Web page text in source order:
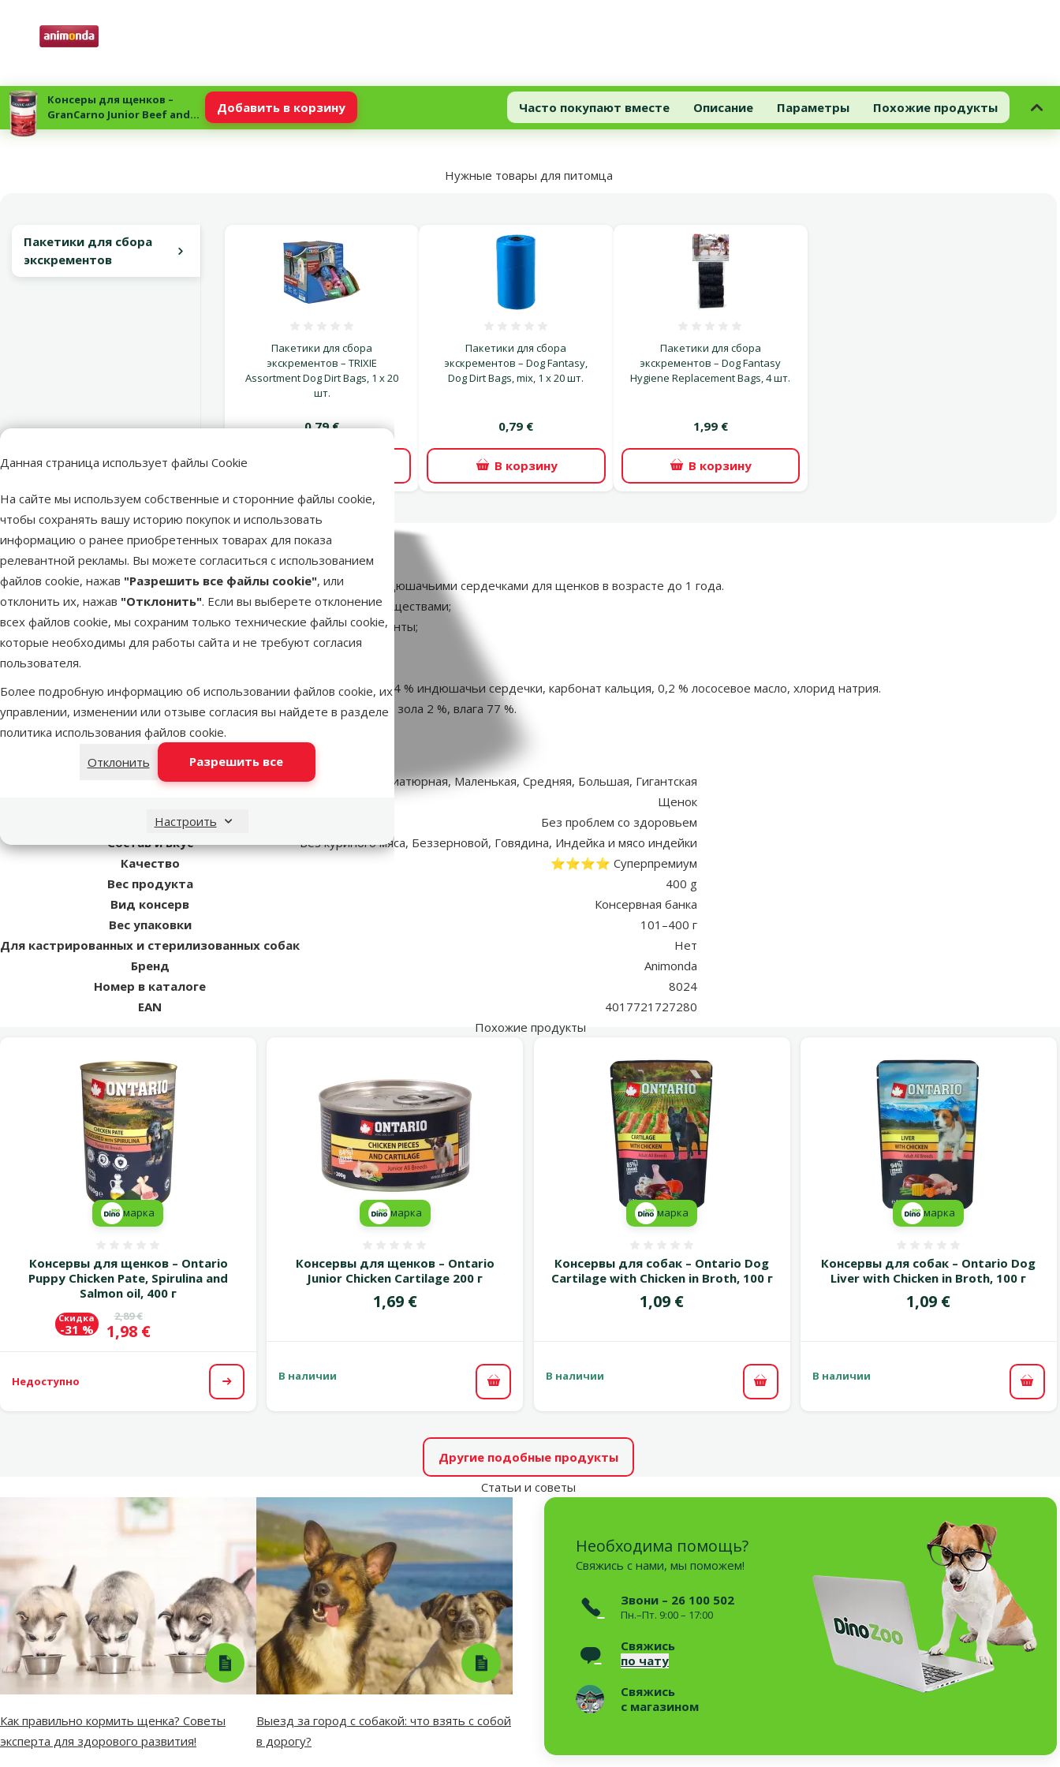
Данная страница использует файлы Cookie
На сайте мы используем собственные и сторонние файлы cookie,
чтобы сохранять вашу историю покупок и использовать
информацию о ранее приобретенных товарах для показа
релевантной рекламы. Вы можете согласиться с использованием
файлов cookie, нажав "Разрешить все файлы cookie", или
отклонить их, нажав "Отклонить". Если вы выберете отклонение
всех файлов cookie, мы сохраним только технические файлы cookie,
которые необходимы для работы сайта и не требуют согласия
пользователя.
Более подробную информацию об использовании файлов cookie, их
управлении, изменении или отзыве согласия вы найдете в разделе
политика использования файлов cookie.
Отклонить
Разрешить все
Настроить
Консеры для щенков –
GranCarno Junior Beef and
Turkey hearts, 400 г
Добавить в корзину Часто покупают вместе Описание Параметры Похожие продукты
Нужные товары для питомца
Пакетики для сбора
экскрементов
Пакетики для сбора
экскрементов – TRIXIE
Assortment Dog Dirt Bags, 1 x 20
шт.
0,79 €
Пакетики для сбора
экскрементов – Dog Fantasy,
Dog Dirt Bags, mix, 1 x 20 шт.
0,79 €
В корзину
Пакетики для сбора
экскрементов – Dog Fantasy
Hygiene Replacement Bags, 4 шт.
1,99 €
В корзину
superzoo.product.detail.content
Консеры для щенков – GranCarno Junior Beef and Turkey hearts, 400 г
Полноценный и сбалансированный влажный корм с говядиной и индюшачьими сердечками для щенков в возрасте до 1 года.​
Корм обеспечивает щенков всеми необходимыми питательными веществами;
Содержит специально отобранные, 100 % свежие мясные ингредиенты;
Корм не содержит злаков и сои;
Без искусственных красителей и консервантов.
Состав: 54 % говядина (мясо, печень, легкие, сердце, почки, вымя), 14 % индюшачьи сердечки, карбонат кальция, 0,2 % лососевое масло, хлорид натрия.
Аналитический состав: Белок 11 %, жиры 8 %, клетчатка 0,5 %, сырая зола 2 %, влага 77 %.
Размер собаки
Миниатюрная, Маленькая, Средняя, Большая, Гигантская
Щенок
Состояние здоровья
Без проблем со здоровьем
Состав и вкус
Без куриного мяса, Беззерновой, Говядина, Индейка и мясо индейки
Качество
⭐⭐⭐⭐ Суперпремиум
Вес продукта
400 g
Вид консерв
Консервная банка
Вес упаковки
101–400 г
Для кастрированных и стерилизованных собак
Нет
Бренд
Animonda
Номер в каталоге
8024
EAN
4017721727280
Похожие продукты
Консервы для щенков – Ontario
Puppy Chicken Pate, Spirulina and
Salmon oil, 400 г
Исходная цена
2,89 €
Цена
1,98 €
Скидка
-31 %
марка
Недоступно Посмотреть
Консервы для щенков – Ontario
Junior Chicken Cartilage 200 г
Цена
1,69 €
марка
В наличии
В корзину
Консервы для собак – Ontario Dog
Cartilage with Chicken in Broth, 100 г
Цена
1,09 €
марка
В наличии
В корзину
Консервы для собак – Ontario Dog
Liver with Chicken in Broth, 100 г
Цена
1,09 €
марка
В наличии
В
Другие подобные продукты
Статьи и советы
Необходима помощь?
Свяжись с нами, мы поможем!
Звони – 26 100 502
Пн.–Пт. 9:00 – 17:00
Свяжись
по чату
Свяжись
с магазином
Как правильно кормить щенка? Советы
эксперта для здорового развития!
Выезд за город с собакой: что взять с собой
в дорогу?